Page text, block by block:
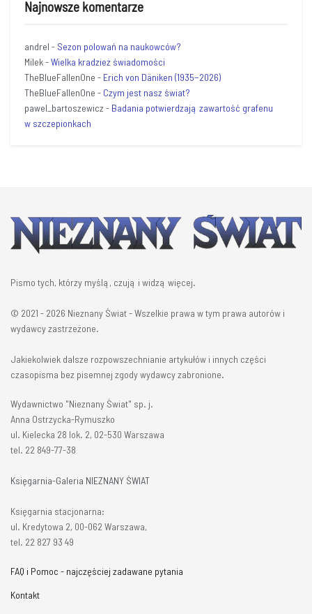
Najnowsze komentarze
andrel - Sezon polowań na naukowców?
Milek-Wielka kradzież świadomości
TheBlueFallenOne - Erich von Däniken (1935−2026)
TheBlueFallenOne - Czym jest nasz świat?
pawel_bartoszewicz - Badania potwierdzają zawartość grafenu
w szczepionkach
Pismo tych, którzy myślą, czują i widzą więcej.
© 2021 - 2026 Nieznany Świat - Wszelkie prawa w tym prawa autorów i
wydawcy zastrzeżone.
Jakiekolwiek dalsze rozpowszechnianie artykułów i innych części
czasopisma bez pisemnej zgody wydawcy zabronione.
Wydawnictwo "Nieznany Świat" sp. j.
Anna Ostrzycka-Rymuszko
ul. Kielecka 28 lok. 2, 02-530 Warszawa
tel. 22 849-77-38
Księgarnia-Galeria NIEZNANY ŚWIAT
Księgarnia stacjonarna:
ul. Kredytowa 2, 00-062 Warszawa,
tel. 22 827 93 49
FAQ i Pomoc - najczęściej zadawane pytania
Kontakt